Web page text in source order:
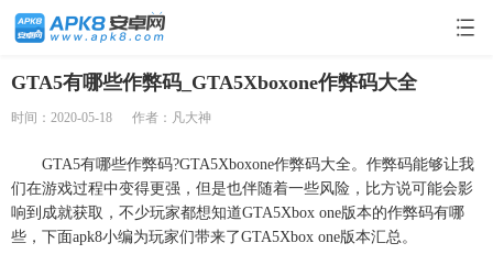
GTA5有哪些作弊码_GTA5Xboxone作弊码大全
时间：2020-05-18 作者：凡大神
GTA5有哪些作弊码?GTA5Xboxone作弊码大全。作弊码能够让我
们在游戏过程中变得更强，但是也伴随着一些风险，比方说可能会影
响到成就获取，不少玩家都想知道GTA5Xbox one版本的作弊码有哪
些，下面apk8小编为玩家们带来了GTA5Xbox one版本汇总。